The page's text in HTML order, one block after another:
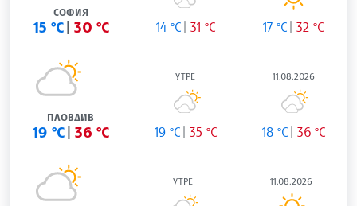
СОФИЯ
15 °C 30 °C 14 °C 31 °C 17 °C 32 °C
ПЛОВДИВ
19 °C 36 °C
УТРЕ
19 °C 35 °C
11.08.2026
18 °C 36 °C
УТРЕ 11.08.2026